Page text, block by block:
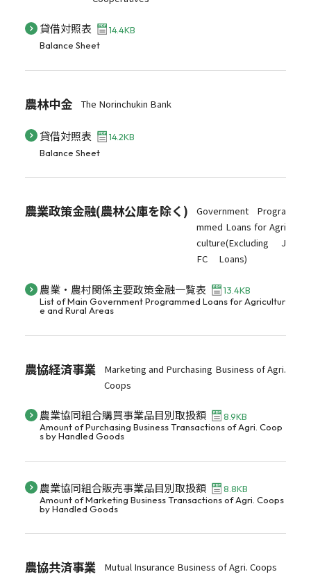
貸借対照表
14.4KB
Balance Sheet
農林中金 The Norinchukin Bank
貸借対照表
14.2KB
Balance Sheet
農業政策金融(農林公庫を除く)
Government Progra
mmed Loans for Agri
culture(Excluding J
FC Loans)
農業・農村関係主要政策金融一覧表
13.4KB
List of Main Government Programmed Loans for Agricultur
e and Rural Areas
農協経済事業
Marketing and Purchasing Business of Agri.
Coops
農業協同組合購買事業品目別取扱額
8.9KB
Amount of Purchasing Business Transactions of Agri. Coop
s by Handled Goods
農業協同組合販売事業品目別取扱額
8.8KB
Amount of Marketing Business Transactions of Agri. Coops
by Handled Goods
農協共済事業 Mutual Insurance Business of Agri. Coops